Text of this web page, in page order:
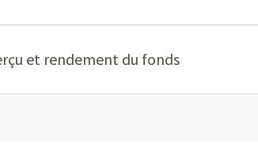
et rendement du fonds